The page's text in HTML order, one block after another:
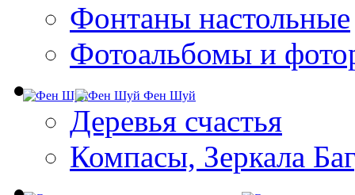
Фонтаны настольные
Фотоальбомы и
Фен Шуй
Деревья счастья
Компасы, Зеркала